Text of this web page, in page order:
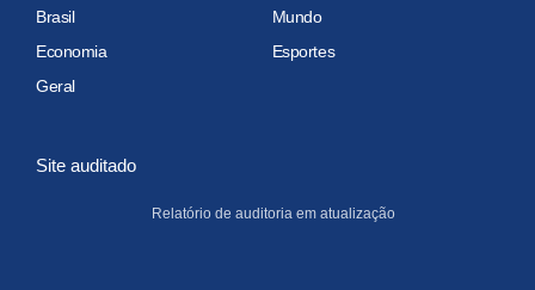
Brasil
Mundo
Economia
Esportes
Geral
Site auditado
Relatório de auditoria em atualização